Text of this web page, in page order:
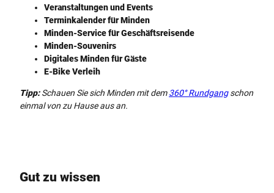
Veranstaltungen und Events
Terminkalender für Minden
Minden-Service für Geschäftsreisende
Minden-Souvenirs
Digitales Minden für Gäste
E-Bike Verleih
Tipp:Schauen Sie sich Minden mitdem 360° Rundgangschon
einmal von zu Hause aus an.
Gut zu wissen